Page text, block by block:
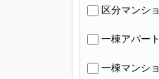
区分マンシ
一棟アパート
一棟マンシ